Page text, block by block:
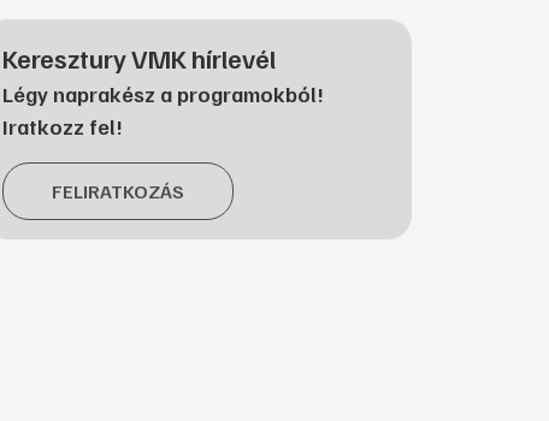
Keresztury VMK hírlevél
Légy naprakész a programokból!
Iratkozz fel!
FELIRATKOZÁS